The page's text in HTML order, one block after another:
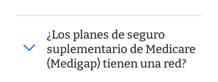
¿Los planes de seguro
suplementario de Medicare
(Medigap) tienen una red?